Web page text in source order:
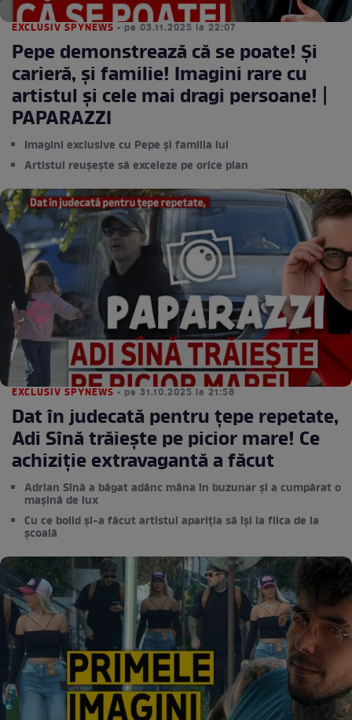
EXCLUSIV SPYNEWS • pe 03.11.2025 la 22:07
Pepe demonstrează că se poate! Şi
carieră, şi familie! Imagini rare cu
artistul şi cele mai dragi persoane! |
PAPARAZZI
Imagini exclusive cu Pepe și familia lui
Artistul reușește să exceleze pe orice plan
EXCLUSIV SPYNEWS • pe 31.10.2025 la 21:58
Dat în judecată pentru ţepe repetate,
Adi Sînă trăieşte pe picior mare! Ce
achiziţie extravagantă a făcut
Adrian Sînă a băgat adânc mâna în buzunar și a cumpărat o
mașină de lux
Cu ce bolid și-a făcut artistul apariția să își ia fiica de la
școală